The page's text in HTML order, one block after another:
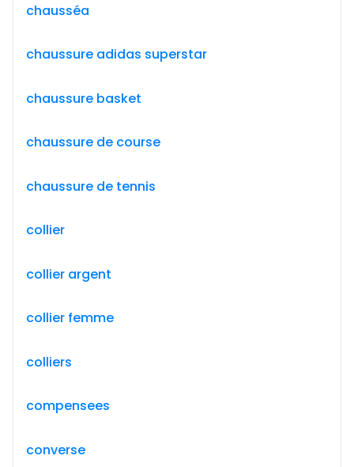
chausséa
chaussure adidas superstar
chaussure basket
chaussure de course
chaussure de tennis
collier
collier argent
collier femme
colliers
compensees
converse